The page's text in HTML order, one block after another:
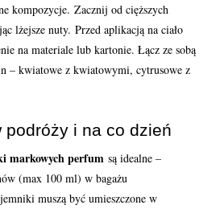
kompozycje. Zacznij od cięższych
lżejsze nuty. Przed aplikacją na ciało
na materiale lub kartonie. Łącz ze sobą
– kwiatowe z kwiatowymi, cytrusowe z
podróży i na co dzień
markowych perfum są idealne –
(max 100 ml) w bagażu
muszą być umieszczone w